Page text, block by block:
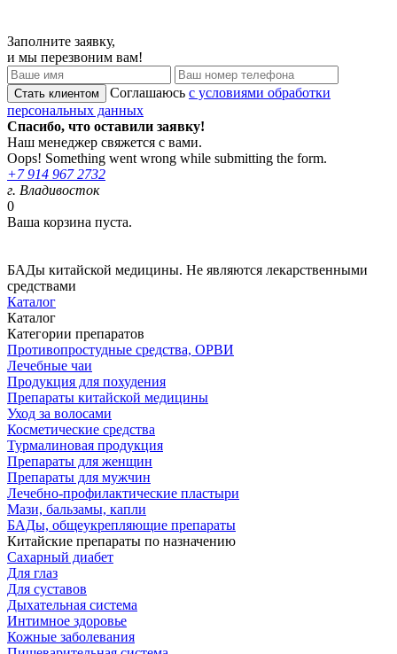
Заполните заявку,
и мы перезвоним вам!
Соглашаюсь с условиями обработки
персональных данных
Спасибо, что оставили заявку!
Наш менеджер свяжется с вами.
Oops! Something went wrong while submitting the form.
+7 914 967 2732
г. Владивосток
0
Ваша корзина пуста.
БАДы китайской медицины. Не являются лекарственными
средствами
Каталог
Каталог
Категории препаратов
Противопростудные средства, ОРВИ
Лечебные чаи
Продукция для похудения
Препараты китайской медицины
Уход за волосами
Косметические средства
Турмалиновая продукция
Препараты для женщин
Препараты для мужчин
Лечебно-профилактические пластыри
Мази, бальзамы, капли
БАДы, общеукрепляющие препараты
Китайские препараты по назначению
Cахарный диабет
Для глаз
Для суставов
Дыхательная система
Интимное здоровье
Кожные заболевания